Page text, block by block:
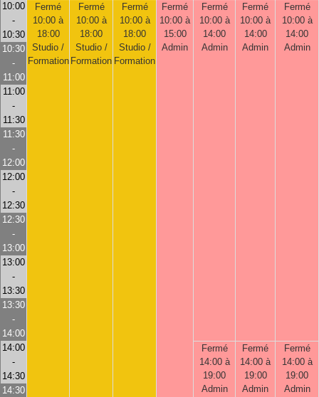
10:00
-
10:30
Fermé
10:00 à
18:00
Studio /
Formation
Fermé
10:00 à
18:00
Studio /
Formation
Fermé
10:00 à
18:00
Studio /
Formation
Fermé
10:00 à
15:00
Admin
Fermé
10:00 à
14:00
Admin
Fermé
10:00 à
14:00
Admin
Fermé
10:00 à
14:00
Admin
10:30
-
11:00
11:00
-
11:30
11:30
-
12:00
12:00
-
12:30
12:30
-
13:00
13:00
-
13:30
13:30
-
14:00
14:00
-
14:30
Fermé
14:00 à
19:00
Admin
Fermé
14:00 à
19:00
Admin
Fermé
14:00 à
19:00
Admin
14:30